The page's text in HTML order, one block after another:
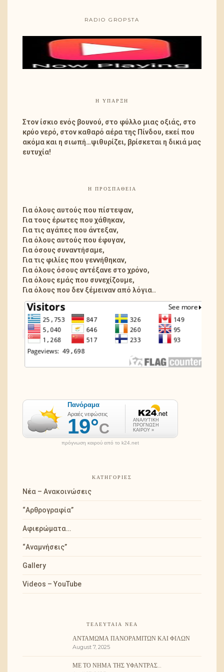
RADIO GROPSTA
Η ΎΠΑΡΞΗ
Στον ίσκιο ενός βουνού, στο φύλλο μιας οξιάς, στο
κρύο νερό, στον καθαρό αέρα της Πίνδου, εκεί που
ακόμα και η σιωπή…ψιθυρίζει, βρίσκεται η δικιά μας
ευτυχία!
Η ΠΡΟΣΠΑΘΕΙΑ
Για όλους αυτούς που πίστεψαν,
Για τους έρωτες που χάθηκαν,
Για τις αγάπες που άντεξαν,
Για όλους αυτούς που έφυγαν,
Για όσους συναντήσαμε,
Για τις φιλίες που γεννήθηκαν,
Για όλους όσους αντέξανε στο χρόνο,
Για όλους εμάς που συνεχίζουμε,
Για όλους που δεν ξέμειναν από λόγια..
πρόγνωση καιρού από το k24.net
ΚΑΤΗΓΟΡΊΕΣ
Νέα – Ανακοινώσεις
“Αρθρογραφία”
Αφιερώματα…
“Αναμνήσεις”
Gallery
Videos – YouTube
ΤΕΛΕΥΤΑΊΑ ΝΈΑ
ΑΝΤΆΜΩΜΑ ΠΑΝΟΡΑΜΙΤΏΝ ΚΑΙ ΦΊΛΩΝ
August 7, 2025
ΜΕ ΤΟ ΝΉΜΑ ΤΗΣ ΥΦΆΝΤΡΑΣ…